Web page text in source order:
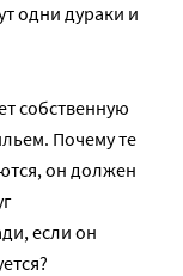
одни дураки и
собственную
Почему те
он должен
если он